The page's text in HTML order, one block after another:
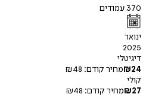
קודם:
₪48
קודם: ₪48